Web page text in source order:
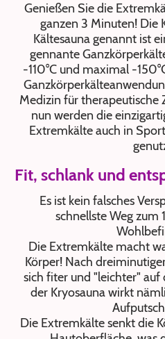
Genießen Sie die
ganzen 3 Minuten! Die
Kältesauna genannt ist
gennante
-110°C und maximal -
Medizin für therapeutische
nun werden die
Extremkälte auch in
Fit, schlank und
Es ist kein falsches
schnellste Weg
Die Extremkälte macht
Körper! Nach
sich fiter und "leichter" auf
der Kryosauna wirkt
Die Extremkälte senkt die